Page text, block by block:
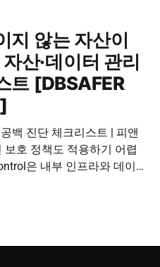
지 않는 자산이
산·데이터 관리
트 [DBSAFER
백 진단 체크리스트 | 피앤
Shadow